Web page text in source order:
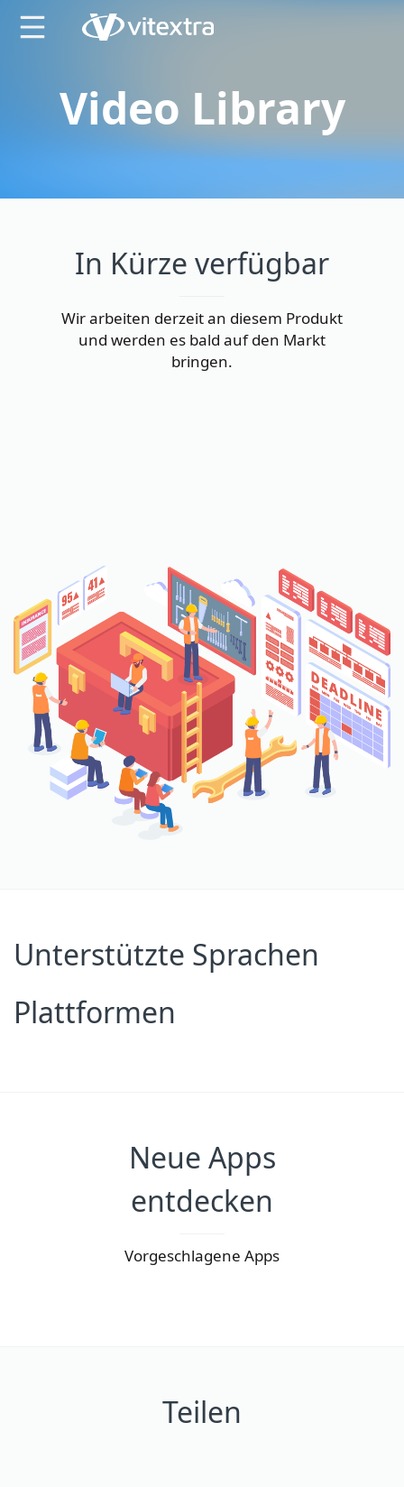
Video Library
In Kürze verfügbar
Wir arbeiten derzeit an diesem Produkt
und werden es bald auf den Markt
bringen.
Unterstützte Sprachen
Plattformen
Neue Apps
entdecken
Vorgeschlagene Apps
Teilen